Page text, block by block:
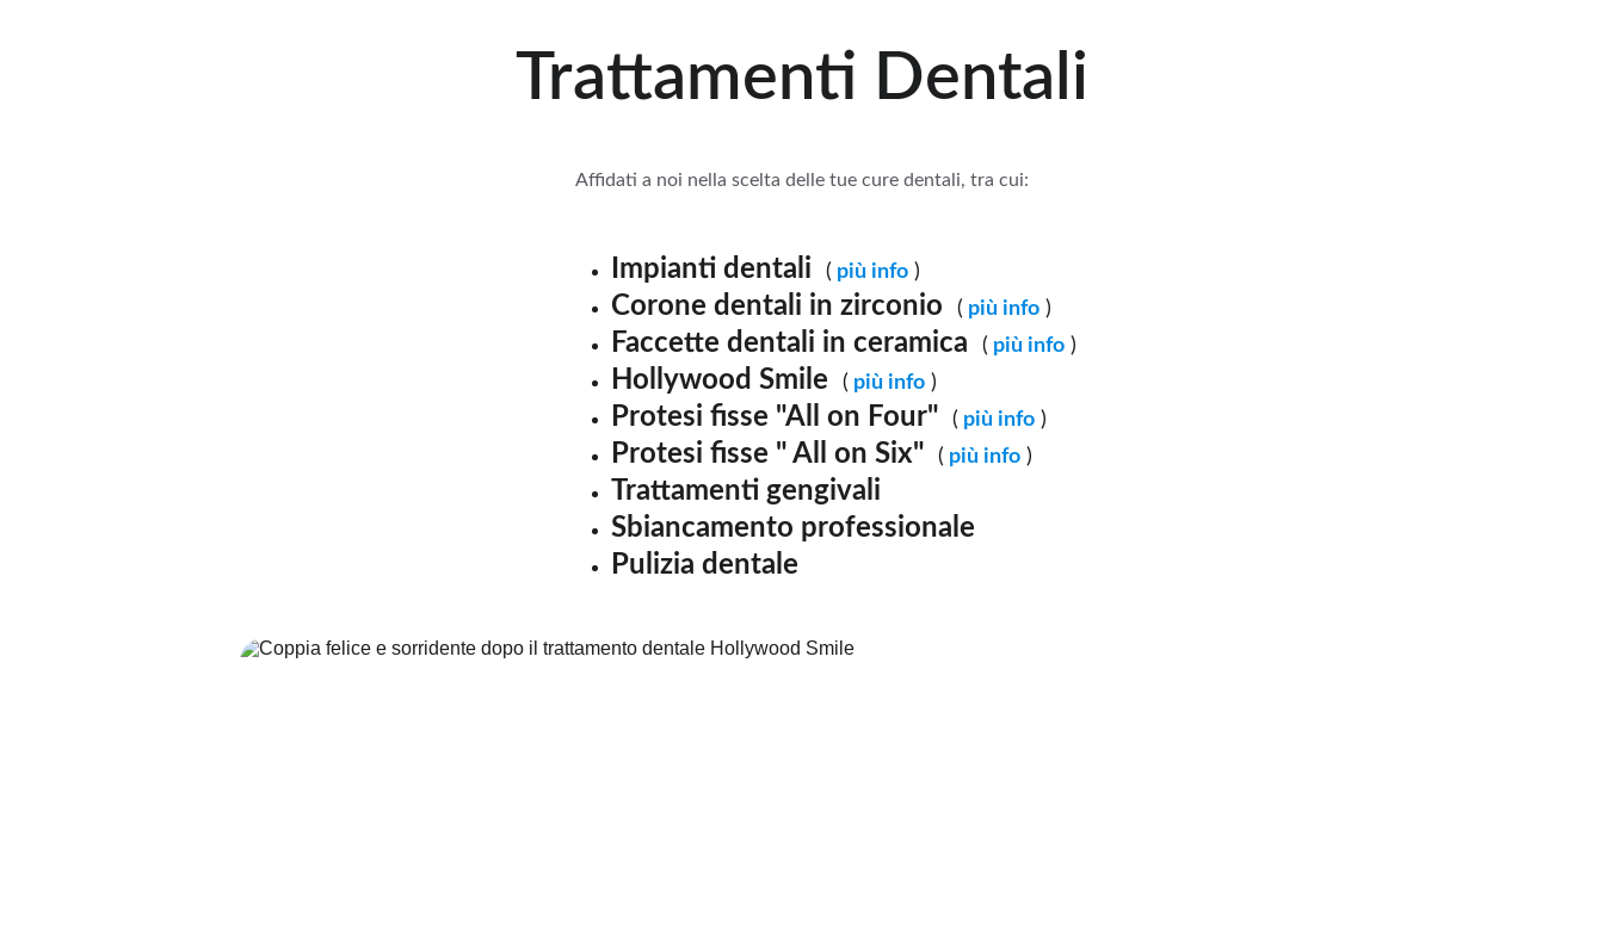
Trattamenti Dentali
Affidati a noi nella scelta delle tue cure dentali, tra cui:
Impianti dentali ( più info )
Corone dentali in zirconio ( più info )
Faccette dentali in ceramica ( più info )
Hollywood Smile ( più info )
Protesi fisse "All on Four" ( più info )
Protesi fisse " All on Six" ( più info )
Trattamenti gengivali
Sbiancamento professionale
Pulizia dentale